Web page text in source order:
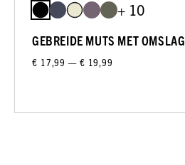
+ 10
GEBREIDE MUTS MET OMSLAG
€ 17,99 — € 19,99